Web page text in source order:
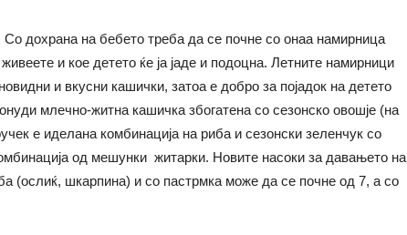
дохрана на бебето треба да се почне со онаа намирница
и кое детето ќе ја јаде и подоцна. Летните намирници
и вкусни кашички, затоа е добро за појадок на детето
млечно-житна кашичка збогатена со сезонско овошје (на
е иделана комбинација на риба и сезонски зеленчук со
од мешунки житарки. Новите насоки за давањето на
(ослиќ, шкарпина) и со пастрмка може да се почне од 7, а со